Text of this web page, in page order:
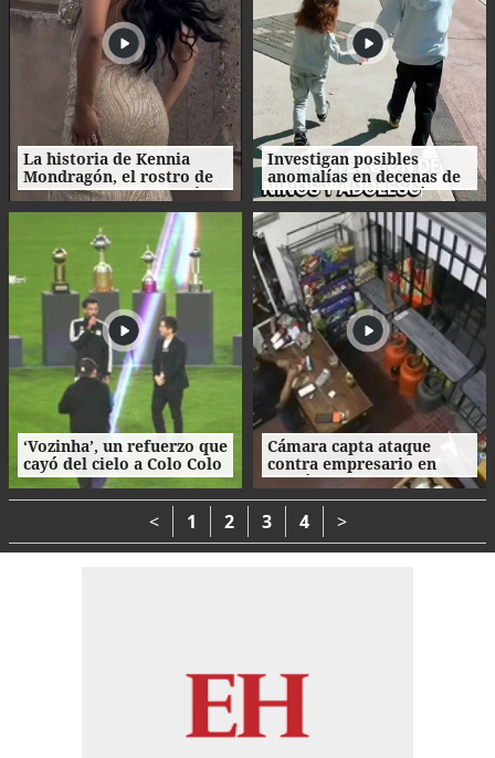
La historia de Kennia
Mondragón, el rostro de
Miss Francisco Morazán
que busca la corona
Investigan posibles
anomalías en decenas de
procesos de adopción en
Honduras
‘Vozinha’, un refuerzo que
cayó del cielo a Colo Colo
como su camiseta en la
bienvenida
Cámara capta ataque
contra empresario en
Danlí
< 1 2 3 4 >